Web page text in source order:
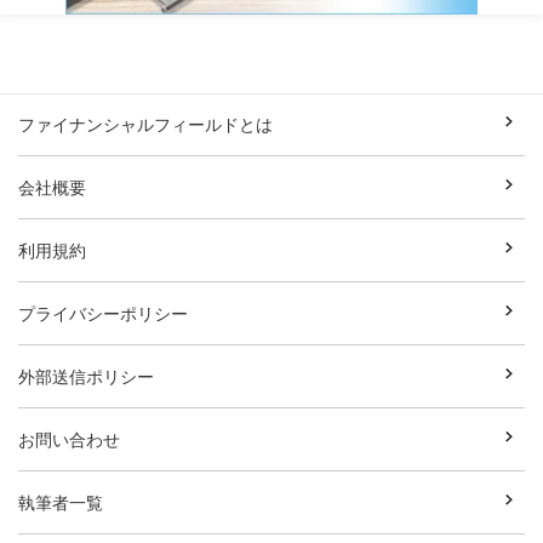
ファイナンシャルフィールドとは
会社概要
利用規約
プライバシーポリシー
外部送信ポリシー
お問い合わせ
執筆者一覧